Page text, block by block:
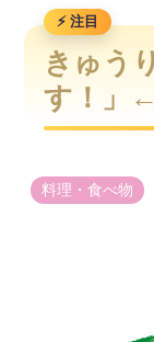
きゅう
す！」
料理・食べ物